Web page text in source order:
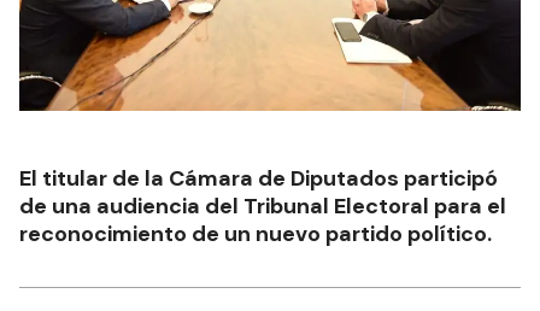
El titular de la Cámara de Diputados participó
de una audiencia del Tribunal Electoral para el
reconocimiento de un nuevo partido político.